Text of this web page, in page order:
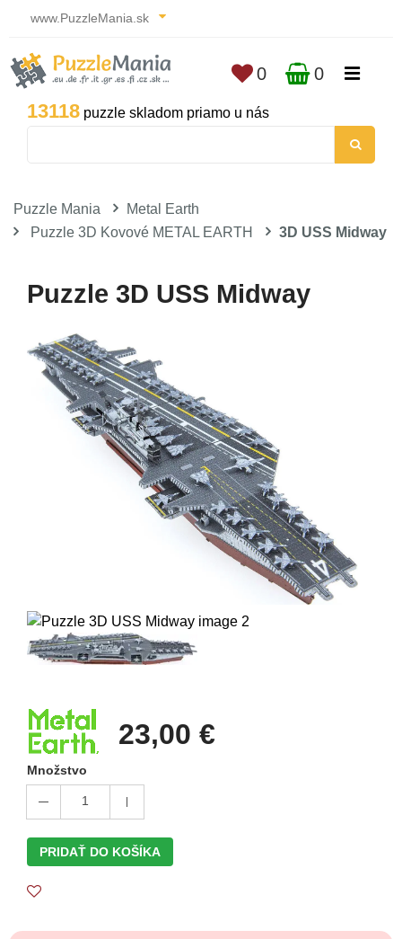
www.PuzzleMania.sk
13118 puzzle skladom priamo u nás
0 0
Puzzle Mania
Metal Earth
Puzzle 3D Kovové METAL EARTH
3D USS Midway
Puzzle 3D USS Midway
23,00 €
Množstvo
1
PRIDAŤ DO KOŠÍKA